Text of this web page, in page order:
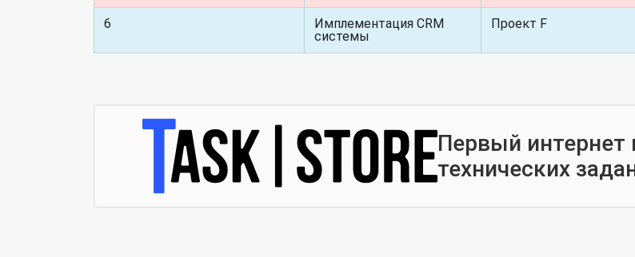
6
Имплементация CRM
системы
Проект F
Первый интернет
технических